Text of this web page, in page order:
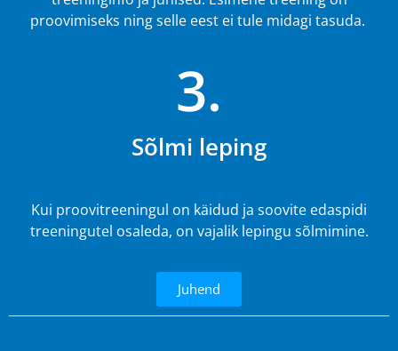
proovimiseks ning selle eest ei tule midagi tasuda.
3.
Sõlmi leping
Kui proovitreeningul on käidud ja soovite edaspidi
treeningutel osaleda, on vajalik lepingu sõlmimine.
Juhend